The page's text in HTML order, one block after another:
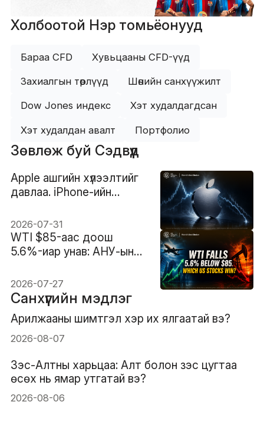
Холбоотой Нэр томьёонууд
Бараа CFD Хувьцааны CFD-үүд
Захиалгын төрлүүд Шөнийн санхүүжилт
Dow Jones индекс Хэт худалдагдсан
Хэт худалдан авалт Портфолио
Зөвлөж буй Сэдвүүд
Apple ашгийн хүлээлтийг
давлаа. iPhone-ийн
хувьцааны үнэ яагаад
буурсан бэ?
2026-07-31
WTI $85-аас доош
5.6%-иар унав: АНУ-ын
2026-07-27
Санхүүгийн мэдлэг
Арилжааны шимтгэл хэр их ялгаатай вэ?
2026-08-07
Зэс-Алтны харьцаа: Алт болон зэс цугтаа
өсөх нь ямар утгатай вэ?
2026-08-06